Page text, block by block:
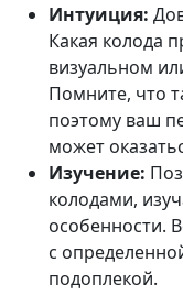
Интуиция:
Какая колода
визуальном
Помните, что
поэтому ваш
может
Изучение:
колодами,
особенности.
с
подоплекой.